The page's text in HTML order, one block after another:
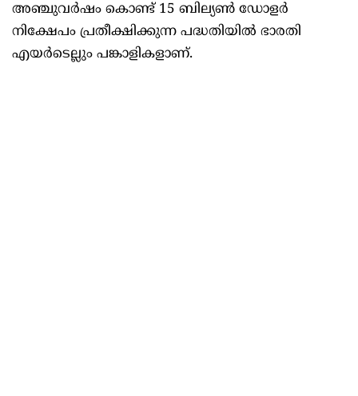
അഞ്ചുവര്‍ഷം കൊണ്ട് 15 ബില്യണ്‍ ഡോളര്‍
നിക്ഷേപം പ്രതീക്ഷിക്കുന്ന പദ്ധതിയില്‍ ഭാരതി
എയര്‍ടെല്ലും പങ്കാളികളാണ്.